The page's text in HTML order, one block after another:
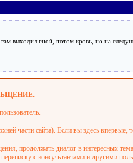
выходил гной, потом кровь, но на
части сайта). Если вы здесь впервые,
продолжать диалог в интересных
с консультантами и другими